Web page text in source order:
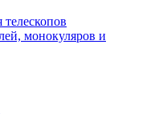
монокуляров и